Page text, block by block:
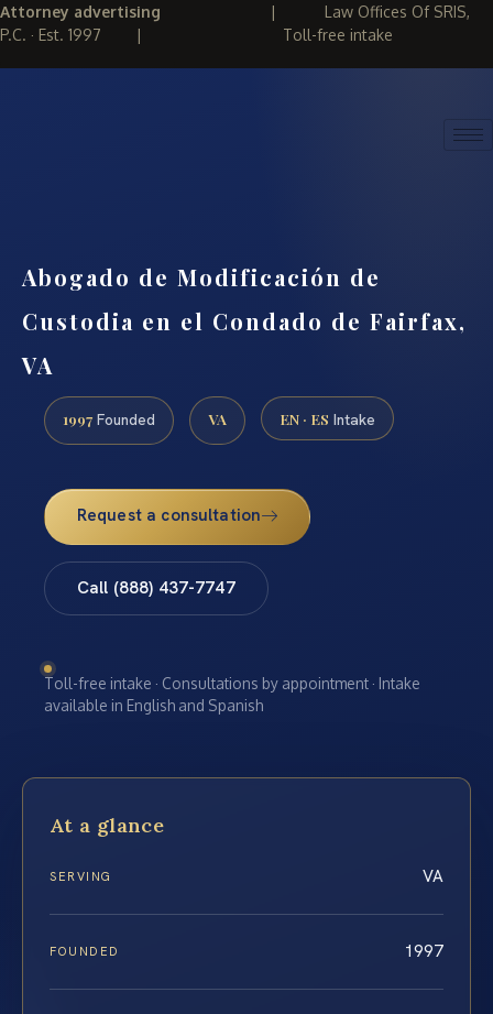
Attorney advertising | Law Offices Of SRIS,
P.C. · Est. 1997 | Toll-free intake
Abogado de Modificación de
Custodia en el Condado de Fairfax,
VA
1997 Founded VA EN · ES Intake
Request a consultation
Call (888) 437-7747
Toll-free intake · Consultations by appointment · Intake
available in English and Spanish
At a glance
SERVING VA
FOUNDED 1997